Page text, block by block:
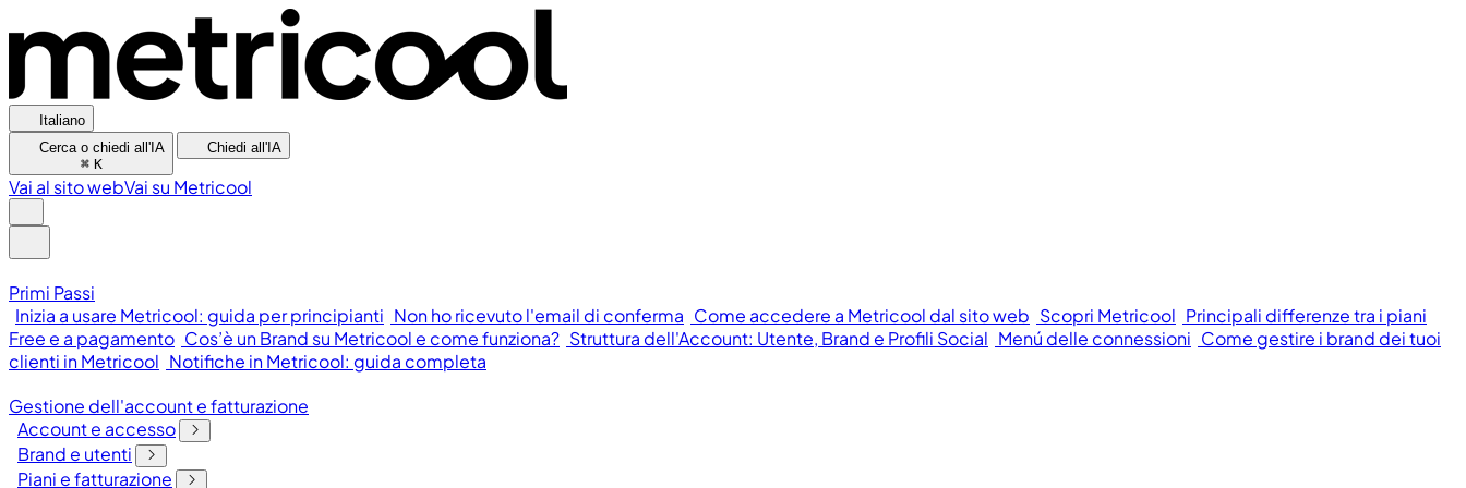
Italiano
Cerca o chiedi all'IA
⌘ K
Chiedi all'IA
Vai al sito webVai su Metricool
Primi Passi
Inizia a usare Metricool: guida per principianti Non ho ricevuto l'email di conferma Come accedere a Metricool dal sito web Scopri Metricool Principali differenze tra i piani
Free e a pagamento Cos’è un Brand su Metricool e come funziona? Struttura dell'Account: Utente, Brand e Profili Social Menú delle connessioni Come gestire i brand dei tuoi
clienti in Metricool Notifiche in Metricool: guida completa
Gestione dell'account e fatturazione
Account e accesso
Brand e utenti
Piani e fatturazione